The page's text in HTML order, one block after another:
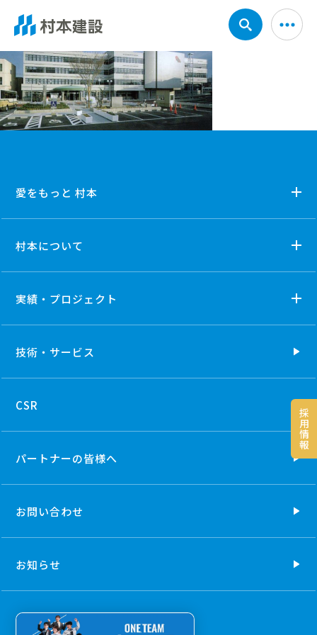
採
用
情
報
愛をもっと 村本
村本について
実績・プロジェクト
技術・ サービス
CSR
パートナーの皆様へ
お問い合わせ
お知らせ